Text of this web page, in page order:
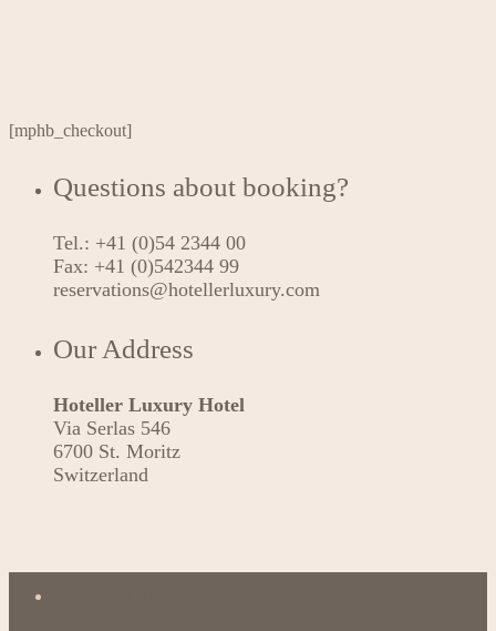
[mphb_checkout]
Questions about booking?
Tel.: +41 (0)54 2344 00
Fax: +41 (0)542344 99
reservations@hotellerluxury.com
Our Address
Hoteller Luxury Hotel
Via Serlas 546
6700 St. Moritz
Switzerland